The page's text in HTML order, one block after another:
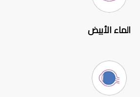
الماء الأبيض